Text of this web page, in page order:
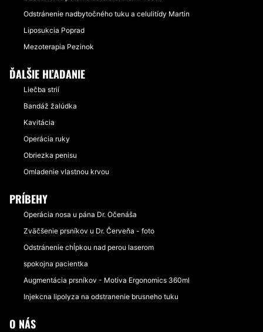
Odstránenie nadbytočného tuku a celulitídy Martin
Liposukcia Poprad
Mezoterapia Pezinok
ĎALŠIE HĽADANIE
Liečba strií
Bandáž žalúdka
Kavitácia
Operácia ruky
Obriezka penisu
Omladenie vlastnou krvou
PRÍBEHY
Operácia nosa u pána Dr. Očenáša
Zväčšenie prsníkov u Dr. Červeňa - foto
Odstránenie chĺpkou nad perou laserom
spokojna pacientka
Augmentácia prsníkov - Motiva Ergonomics 360ml
Injekcna lipolyza na odstranenie brusneho tuku
O NÁS